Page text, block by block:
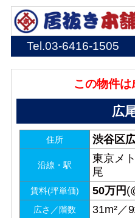
Tel.03-6416-1505
この物件
広
住所 渋谷区
沿線・駅
東京メ
尾
賃料(坪単価) 50万円
広さ／階数 31m²／